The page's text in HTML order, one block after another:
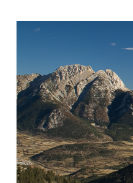
de